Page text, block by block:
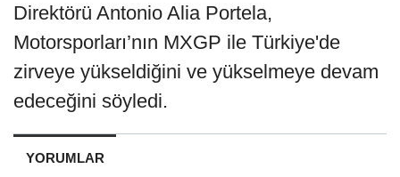
Direktörü Antonio Alia Portela,
Motorsporları’nın MXGP ile Türkiye'de
zirveye yükseldiğini ve yükselmeye devam
edeceğini söyledi.
YORUMLAR